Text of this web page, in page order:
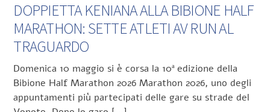
DOPPIETTA KENIANA ALLA BIBIONE HALF
MARATHON: SETTE ATLETI AV RUN AL
TRAGUARDO
Domenica 10 maggio si è corsa la 10ª edizione della
Bibione Half Marathon 2026 Marathon 2026, uno degli
appuntamenti più partecipati delle gare su strade del